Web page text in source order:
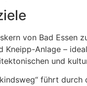
von Bad Essen
Anlage –
und
führt